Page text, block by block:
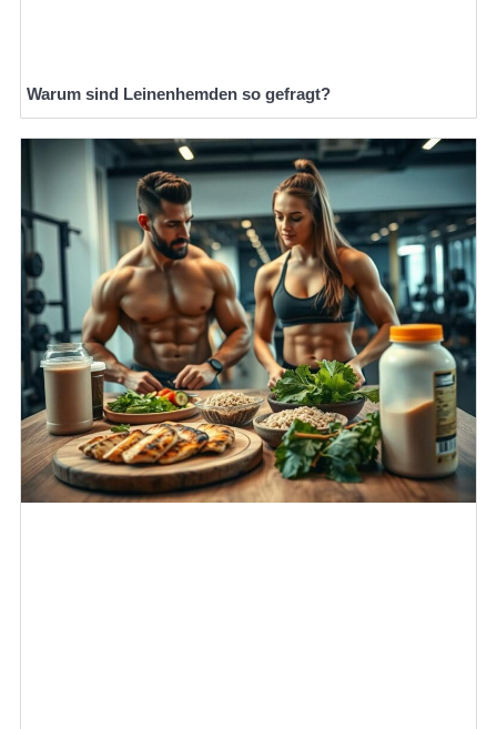
Warum sind Leinenhemden so gefragt?